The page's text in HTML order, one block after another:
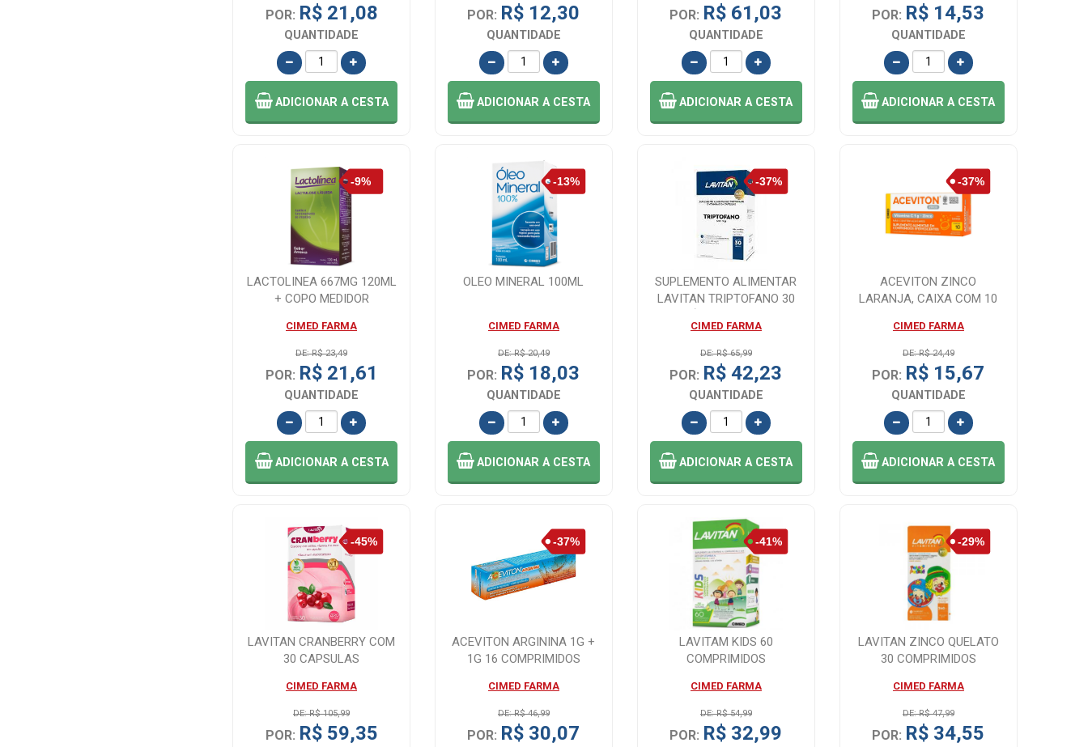
POR: R$ 21,08
QUANTIDADE
ADICIONAR A CESTA
POR: R$ 12,30
QUANTIDADE
ADICIONARA CESTA
POR: R$ 61,03
QUANTIDADE
ADICIONARA CESTA
POR: R$ 14,53
QUANTIDADE
ADICIONARA CESTA
LACTOLINEA 667MG 120ML
+ COPO MEDIDOR
CIMED FARMA
DE: R$ 23,49
POR: R$ 21,61
QUANTIDADE
ADICIONAR A CESTA
OLEO MINERAL 100ML
CIMED FARMA
DE: R$ 20,49
POR: R$ 18,03
QUANTIDADE
ADICIONARA CESTA
SUPLEMENTO ALIMENTAR
LAVITAN TRIPTOFANO 30
CIMED FARMA
DE: R$ 65,99
POR: R$ 42,23
QUANTIDADE
ADICIONARA CESTA
ACEVITON ZINCO
LARANJA, CAIXA COM 10
CIMED FARMA
DE: R$ 24,49
POR: R$ 15,67
QUANTIDADE
ADICIONARA CESTA
LAVITAN CRANBERRY COM
30 CAPSULAS
CIMED FARMA
DE: R$ 105,99
POR: R$ 59,35
ACEVITON ARGININA 1G +
1G 16 COMPRIMIDOS
CIMED FARMA
DE: R$ 46,99
POR: R$ 30,07
LAVITAM KIDS 60
COMPRIMIDOS
CIMED FARMA
DE: R$ 54,99
POR: R$ 32,99
LAVITAN ZINCO QUELATO
30 COMPRIMIDOS
CIMED FARMA
DE: R$ 47,99
POR: R$ 34,55